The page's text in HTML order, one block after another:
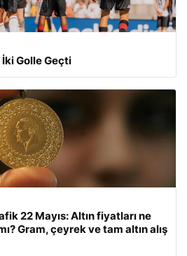
Golle Geçti
22 Mayıs: Altın fiyatları ne
Gram, çeyrek ve tam altın alış